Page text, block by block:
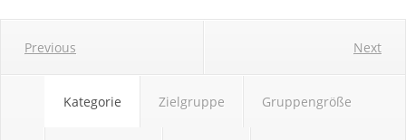
Next
Previous
Kategorie Zielgruppe Gruppengröße